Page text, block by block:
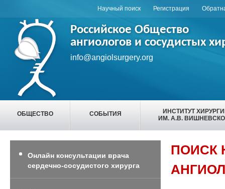
Научный поиск Регистрация
Российское Общество
ангиологов и сосудистых
info@angiolsurgery.org
ОБЩЕСТВО СОБЫТИЯ
ИНСТИТУТ
ИМ. А.В.
ПОИСК
Онлайн консультации врача
сердечно-сосудистого хирурга